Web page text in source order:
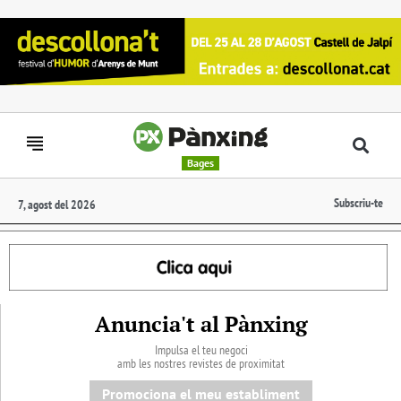
Bages
7, agost del 2026 Subscriu-te
Anuncia't al Pànxing
Impulsa el teu negoci
amb les nostres revistes de proximitat
Promociona el meu establiment